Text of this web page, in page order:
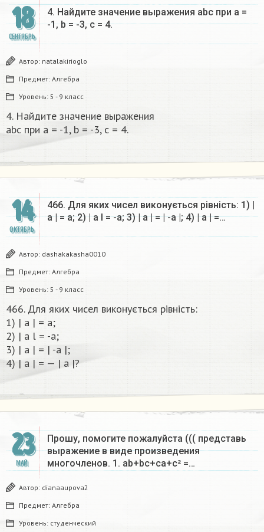
18
СЕНТЯБРЬ
4. Найдите значение выражения abc при а =
-1, b = -3, c = 4.​
Автор: natalakirioglo
Предмет: Алгебра
Уровень: 5 - 9 класс
4. Найдите значение выражения
abc при а = -1, b = -3, c = 4.​
14
ОКТЯБРЬ
466. Для яких чисел виконується рівність: 1) |
a | = a; 2) | a l = -a; 3) | a | = | -a |; 4) | a | =…
Автор: dashakakasha0010
Предмет: Алгебра
Уровень: 5 - 9 класс
466. Для яких чисел виконується рівність:
1) | a | = a;
2) | a l = -a;
3) | a | = | -a |;
4) | a | = — | a |?​
23
МАЙ
Прошу, помогите пожалуйста ((( представь
выражение в виде произведения
многочленов. 1. ab+bc+ca+c² =…
Автор: dianaaupova2
Предмет: Алгебра
Уровень: студенческий